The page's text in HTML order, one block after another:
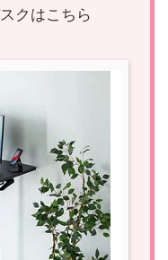
クはこちら